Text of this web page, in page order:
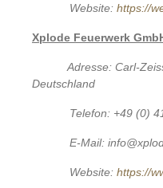
Website:https://
Xplode Feuerwerk
Adresse: Carl-
Deutschland
Telefon: +49 (0)
E-Mail:
Website:https://